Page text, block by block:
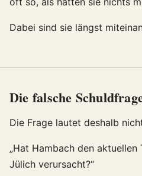
Dabei sind sie längst
Die falsche
Die Frage lautet deshalb
„Hat Hambach den aktuellen
Jülich verursacht?“